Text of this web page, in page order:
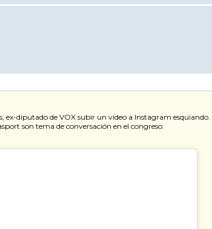
ex-diputado de VOX subir un vídeo a Instagram
son tema de conversación en el congreso.